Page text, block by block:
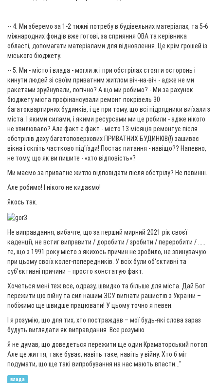
-- 4. Ми зберемо за 1-2 тижні потребу в будівельних матеріалах, та 5-6
міжнародних фондів вже готові, за сприяння ОВА та керівника
області, допомагати матеріалами для відновлення. Це крім грошей із
міського бюджету.
-- 5. Ми - місто і влада - могли ж і при обстрілах стояти осторонь і
кинути людей зі своїм приватним житлом віч-на-віч - адже не ми
ракетами зруйнували, логічно? А що ми робимо? - Ми за рахунок
бюджету міста профінансували ремонт покрівель 30
багатоквартирних будинків, і це при тому, що всі підрядники виїхали з
міста. І якими силами, і якими ресурсами ми це робили - адже нікого
не хвилювало? Але факт є факт - місто 13 місяців ремонтує після
обстрілів даху багатоповерхових ПРИВАТНИХ БУДИНКІВ(!) зашиває
вікна і скліть частково під'їзди! Постає питання - навіщо?? Напевно,
не тому, що як ви пишите - «хто відповість»?
Ми маємо за приватне житло відповідати після обстрілу? Не повинні.
Але робимо! І нікого не кидаємо!
Якось так.
Не виправдання, вибачте, що за перший мирний 2021 рік своєї
каденції, не встиг виправити / доробити / зробити / переробити / .....
те, що з 1991 року місто з якихось причин не зробило, не звинувачую
при цьому своїх колег-попередників. У всіх були об'єктивні та
суб'єктивні причини – просто констатую факт.
Хочеться мені теж все, одразу, швидко та більше для міста. Дай Бог
пережити цю війну та сил нашим ЗСУ вигнати рашистів з України –
побіжимо ще швидше працювати! У цьому точно я певен.
І я розумію, що для тих, хто постраждав – мої будь-які слова зараз
будуть виглядати як виправдання. Все розумію.
Я не думав, що доведеться пережити ще один Краматорський потоп.
Але це життя, таке буває, навіть таке, навіть у війну. Хто б міг
подумати, що ще такі випробування на нас мають впасти..."
влада